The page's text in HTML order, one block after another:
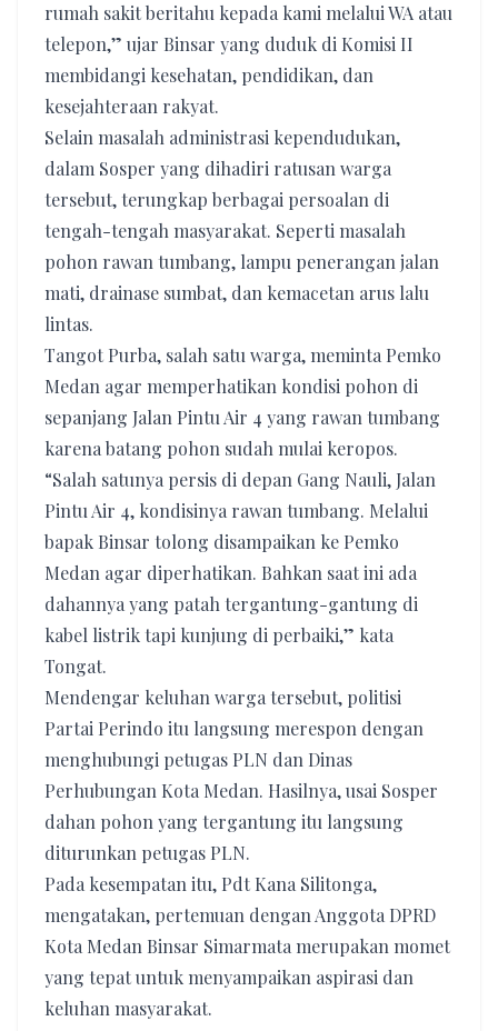
rumah sakit beritahu kepada kami melalui WA atau
telepon,” ujar Binsar yang duduk di Komisi II
membidangi kesehatan, pendidikan, dan
kesejahteraan rakyat.
Selain masalah administrasi kependudukan,
dalam Sosper yang dihadiri ratusan warga
tersebut, terungkap berbagai persoalan di
tengah-tengah masyarakat. Seperti masalah
pohon rawan tumbang, lampu penerangan jalan
mati, drainase sumbat, dan kemacetan arus lalu
lintas.
Tangot Purba, salah satu warga, meminta Pemko
Medan agar memperhatikan kondisi pohon di
sepanjang Jalan Pintu Air 4 yang rawan tumbang
karena batang pohon sudah mulai keropos.
“Salah satunya persis di depan Gang Nauli, Jalan
Pintu Air 4, kondisinya rawan tumbang. Melalui
bapak Binsar tolong disampaikan ke Pemko
Medan agar diperhatikan. Bahkan saat ini ada
dahannya yang patah tergantung-gantung di
kabel listrik tapi kunjung di perbaiki,” kata
Tongat.
Mendengar keluhan warga tersebut, politisi
Partai Perindo itu langsung merespon dengan
menghubungi petugas PLN dan Dinas
Perhubungan Kota Medan. Hasilnya, usai Sosper
dahan pohon yang tergantung itu langsung
diturunkan petugas PLN.
Pada kesempatan itu, Pdt Kana Silitonga,
mengatakan, pertemuan dengan Anggota DPRD
Kota Medan Binsar Simarmata merupakan momet
yang tepat untuk menyampaikan aspirasi dan
keluhan masyarakat.